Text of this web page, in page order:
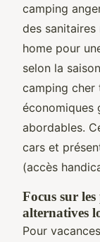
camping
des
home pour
selon la
camping
économiques
abordables.
cars et
(accès
Focus sur
alternatives
Pour